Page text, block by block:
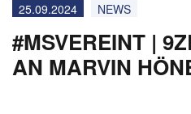
25.09.2024 NEWS
#MSVEREINT |
AN MARVIN